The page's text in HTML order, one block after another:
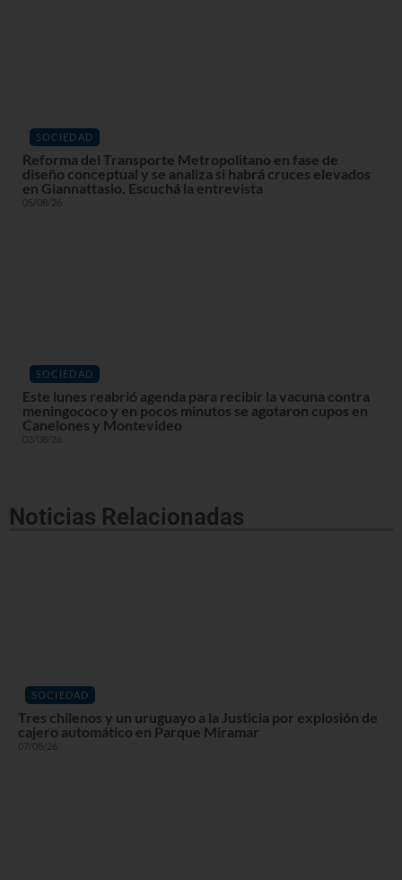
SOCIEDAD
Reforma del Transporte Metropolitano en fase de
diseño conceptual y se analiza si habrá cruces elevados
en Giannattasio. Escuchá la entrevista
05/08/26
SOCIEDAD
Este lunes reabrió agenda para recibir la vacuna contra
meningococo y en pocos minutos se agotaron cupos en
Canelones y Montevideo
03/08/26
Noticias Relacionadas
SOCIEDAD
Tres chilenos y un uruguayo a la Justicia por explosión de
cajero automático en Parque Miramar
07/08/26